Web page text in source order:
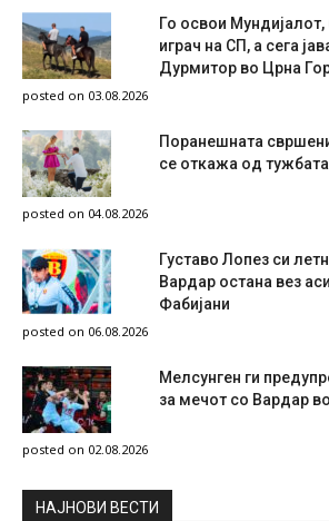
Го освои
играч на СП, а сега
Дурмитор во Црна
posted on 03.08.2026
Поранешната
се откажа од
posted on 04.08.2026
Густаво Лопез си
Вардар остана вез
Фабијани
posted on 06.08.2026
Мелсунген ги
за мечот со Вардар
posted on 02.08.2026
НAЈНОВИ ВЕСТИ